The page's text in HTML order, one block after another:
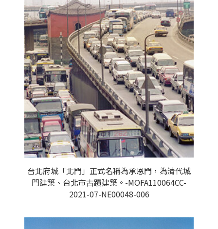
台北府城「北門」正式名稱為承恩門，為清代城
門建築、台北市古蹟建築。-MOFA110064CC-
2021-07-NE00048-006